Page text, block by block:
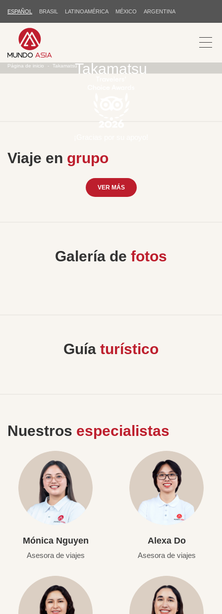
ESPAÑOL BRASIL LATINOAMÉRICA MÉXICO ARGENTINA
Takamatsu
Página de inicio Takamatsu
Viaje en grupo
VER MÁS
Galería de fotos
Guía turístico
Nuestros especialistas
Mónica Nguyen
Asesora de viajes
Alexa Do
Asesora de viajes